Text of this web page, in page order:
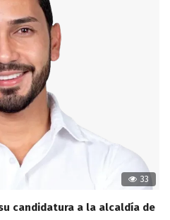
33
candidatura a la alcaldía de